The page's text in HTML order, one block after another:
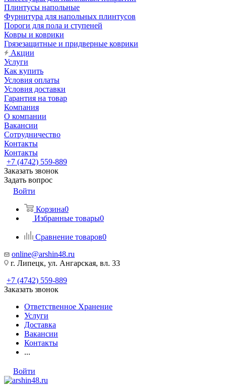
Плинтусы напольные
Фурнитура для напольных плинтусов
Пороги для пола и ступеней
Ковры и коврики
Грязезащитные и придверные коврики
Акции
Услуги
Как купить
Условия оплаты
Условия доставки
Гарантия на товар
Компания
О компании
Вакансии
Сотрудничество
Контакты
Контакты
+7 (4742) 559-889
Заказать звонок
Задать вопрос
Войти
Корзина0
Избранные товары0
Сравнение товаров0
online@arshin48.ru
г. Липецк, ул. Ангарская, вл. 33
+7 (4742) 559-889
Заказать звонок
Ответственное Хранение
Услуги
Доставка
Вакансии
Контакты
...
Войти